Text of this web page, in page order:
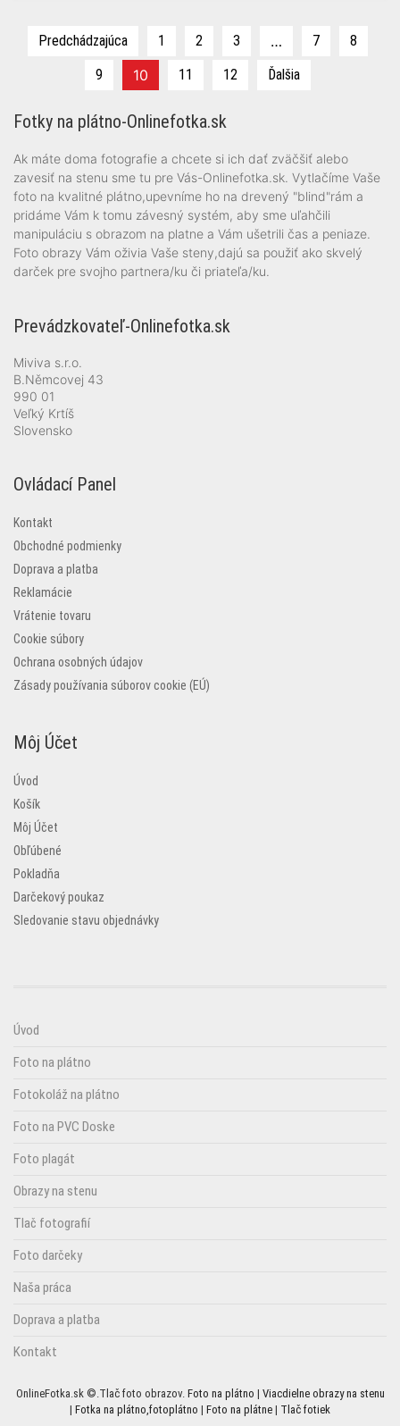
Predchádzajúca 1 2 3 … 7
8
9
10 11 12 Ďalšia
Fotky na plátno-Onlinefotka.sk
Ak máte doma fotografie a chcete si ich dať zväčšiť alebo
zavesiť na stenu sme tu pre Vás-Onlinefotka.sk. Vytlačíme Vaše
foto na kvalitné plátno,upevníme ho na drevený "blind"rám a
pridáme Vám k tomu závesný systém, aby sme uľahčili
manipuláciu s obrazom na platne a Vám ušetrili čas a peniaze.
Foto obrazy Vám oživia Vaše steny,dajú sa použiť ako skvelý
darček pre svojho partnera/ku či priateľa/ku.
Prevádzkovateľ-Onlinefotka.sk
Miviva s.r.o.
B.Němcovej 43
990 01
Veľký Krtíš
Slovensko
Ovládací Panel
Kontakt
Obchodné podmienky
Doprava a platba
Reklamácie
Vrátenie tovaru
Cookie súbory
Ochrana osobných údajov
Zásady používania súborov cookie (EÚ)
Môj Účet
Úvod
Košík
Môj Účet
Obľúbené
Pokladňa
Darčekový poukaz
Sledovanie stavu objednávky
Úvod
Foto na plátno
Fotokoláž na plátno
Foto na PVC Doske
Foto plagát
Obrazy na stenu
Tlač fotografií
Foto darčeky
Naša práca
Doprava a platba
Kontakt
OnlineFotka.sk ©.Tlač foto obrazov. Foto na plátno | Viacdielne obrazy na stenu
| Fotka na plátno,fotoplátno | Foto na plátne | Tlač fotiek